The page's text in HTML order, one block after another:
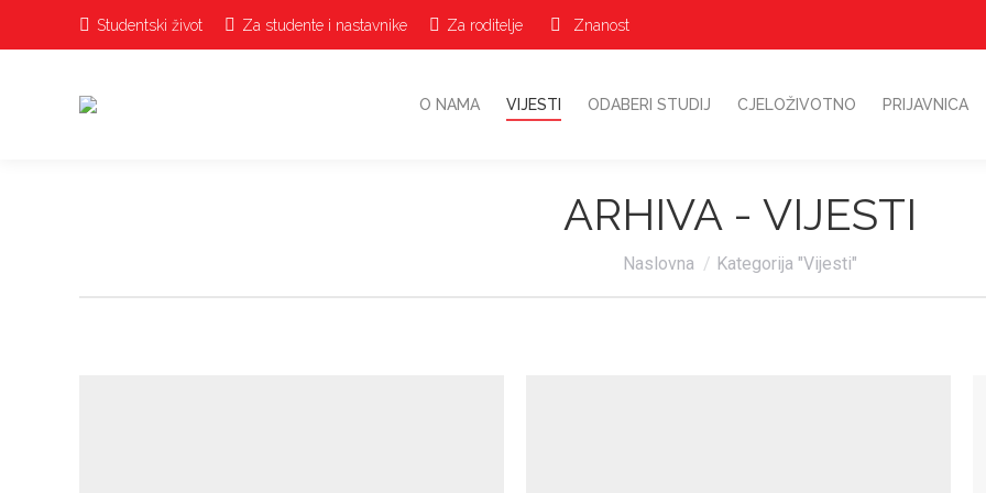
Studentski život Za studente i nastavnike Za roditelje Znanost
O NAMA VIJESTI ODABERI STUDIJ CJELOŽIVOTNO PRIJAVNICA
ARHIVA - VIJESTI
Vi ste ovdje:
Naslovna Kategorija "Vijesti"
O NAMA